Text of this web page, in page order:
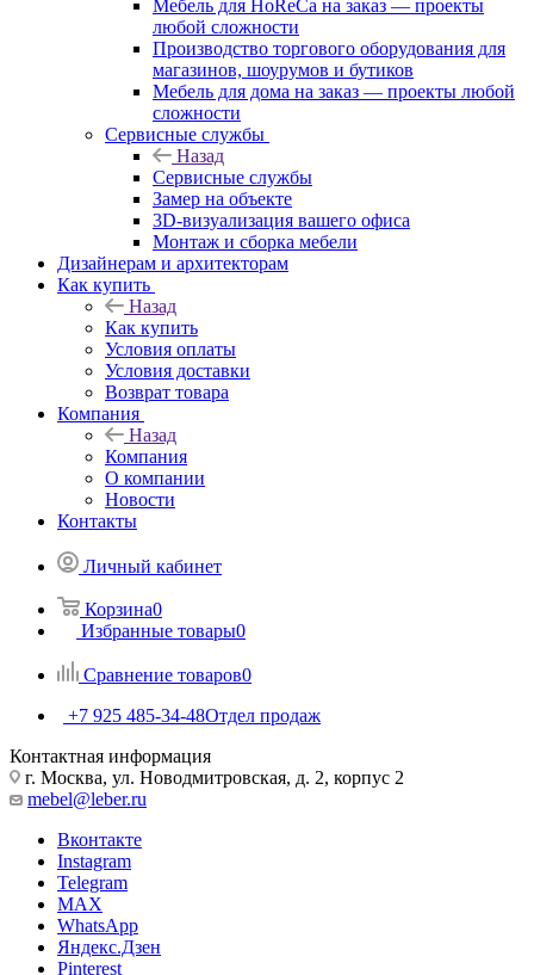
Мебель для HoReCa на заказ — проекты
любой сложности
Производство торгового оборудования для
магазинов, шоурумов и бутиков
Мебель для дома на заказ — проекты любой
сложности
Сервисные службы
Назад
Сервисные службы
Замер на объекте
3D-визуализация вашего офиса
Монтаж и сборка мебели
Дизайнерам и архитекторам
Как купить
Назад
Как купить
Условия оплаты
Условия доставки
Возврат товара
Компания
Назад
Компания
О компании
Новости
Контакты
Личный кабинет
Корзина0
Избранные товары0
Сравнение товаров0
+7 925 485-34-48Отдел продаж
Контактная информация
г. Москва, ул. Новодмитровская, д. 2, корпус 2
mebel@leber.ru
Вконтакте
Instagram
Telegram
MAX
WhatsApp
Яндекс.Дзен
Pinterest